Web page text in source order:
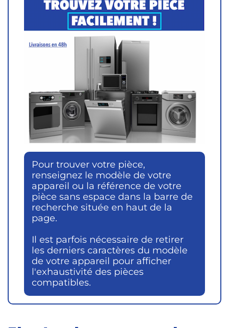
Pour trouver votre pièce,
renseignez le modèle de votre
appareil ou la référence de votre
pièce sans espace dans la barre de
recherche située en haut de la
page.
Il est parfois nécessaire de retirer
les derniers caractères du modèle
de votre appareil pour afficher
l'exhaustivité des pièces
compatibles.